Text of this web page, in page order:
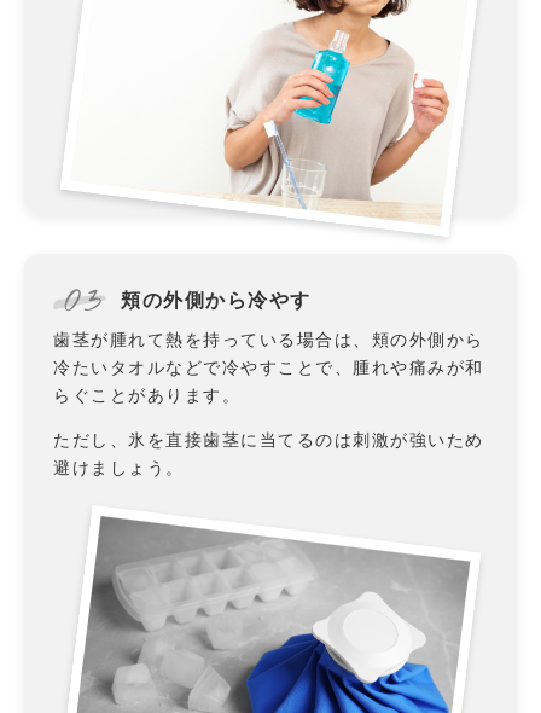
03 頬の外側から冷やす
歯茎が腫れて熱を持っている場合は、頬の外側から
冷たいタオルなどで冷やすことで、腫れや痛みが和
らぐことがあります。
ただし、氷を直接歯茎に当てるのは刺激が強いため
避けましょう。